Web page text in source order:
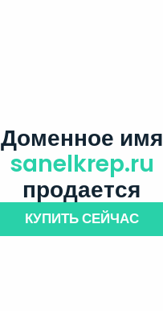
Доменное имя
sanelkrep.ru
продается
КУПИТЬ СЕЙЧАС